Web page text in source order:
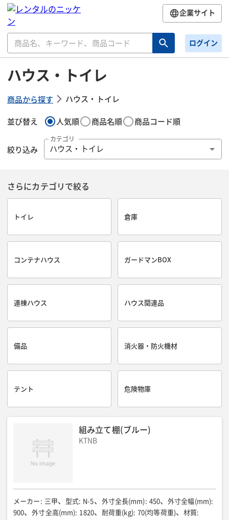
企業サイト
ログイン
ハウス・トイレ
商品から探す ハウス・トイレ
並び替え 人気順 商品名順 商品コード順
絞り込み
カテゴリ
ハウス・トイレ
さらにカテゴリで絞る
トイレ 倉庫
コンテナハウス ガードマンBOX
連棟ハウス ハウス関連品
備品 消火器・防火機材
テント 危険物庫
組み立て棚(ブルー)
KTNB
メーカー : 三甲 型式: N-5 外寸全長(mm): 450 外寸全幅(mm):
900
外寸全高(mm): 1820 耐荷重(kg): 70(均等荷重) 材質: